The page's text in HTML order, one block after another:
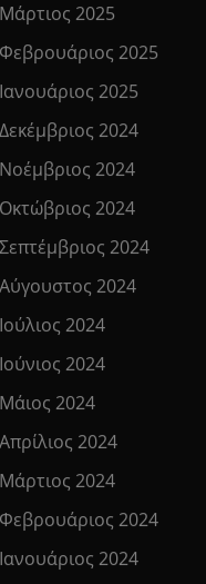
Μάρτιος 2025
Φεβρουάριος 2025
Ιανουάριος 2025
Δεκέμβριος 2024
Νοέμβριος 2024
Οκτώβριος 2024
Σεπτέμβριος 2024
Αύγουστος 2024
Ιούλιος 2024
Ιούνιος 2024
Μάιος 2024
Απρίλιος 2024
Μάρτιος 2024
Φεβρουάριος 2024
Ιανουάριος 2024